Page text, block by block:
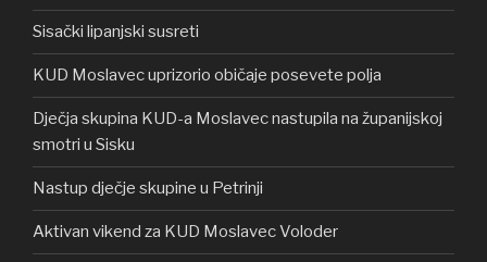
Sisački lipanjski susreti
KUD Moslavec uprizorio običaje posevete polja
Dječja skupina KUD-a Moslavec nastupila na županijskoj
smotri u Sisku
Nastup dječje skupine u Petrinji
Aktivan vikend za KUD Moslavec Voloder